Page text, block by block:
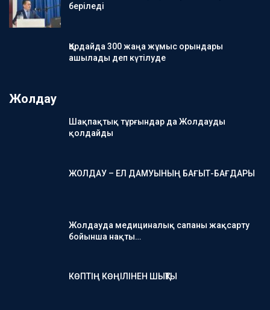
беріледі
Қордайда 300 жаңа жұмыс орындары
ашылады деп күтілуде
Жолдау
Шақпақтық тұрғындар да Жолдауды
қолдайды
ЖОЛДАУ – ЕЛ ДАМУЫНЫҢ БАҒЫТ-БАҒДАРЫ
Жолдауда медициналық сапаны жақсарту
бойынша нақты…
КӨПТІҢ КӨҢІЛІНЕН ШЫҚТЫ